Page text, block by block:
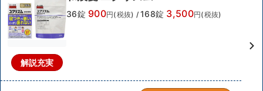
解説充実
36錠 900円(税抜) / 168錠 3,500円(税抜)